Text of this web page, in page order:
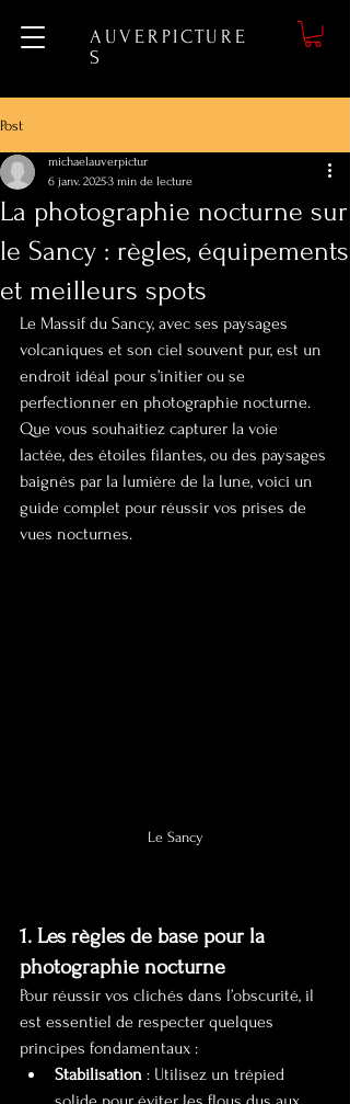
AUVERPICTURE
S
Post
La photographie nocturne sur
le Sancy : règles, équipements
et meilleurs spots
michaelauverpictur
6 janv. 20253 min de lecture
Le Massif du Sancy, avec ses paysages
volcaniques et son ciel souvent pur, est un
endroit idéal pour s’initier ou se
perfectionner en photographie nocturne.
Que vous souhaitiez capturer la voie
lactée, des étoiles filantes, ou des paysages
baignés par la lumière de la lune, voici un
guide complet pour réussir vos prises de
vues nocturnes.
Le Sancy
1. Les règles de base pour la
photographie nocturne
Pour réussir vos clichés dans l’obscurité, il
est essentiel de respecter quelques
principes fondamentaux :
Stabilisation : Utilisez un trépied